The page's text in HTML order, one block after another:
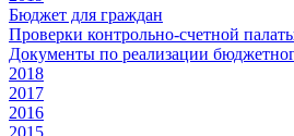
Бюджет для граждан
Проверки контрольно-счетной
Документы по реализации
2018
2017
2016
2015